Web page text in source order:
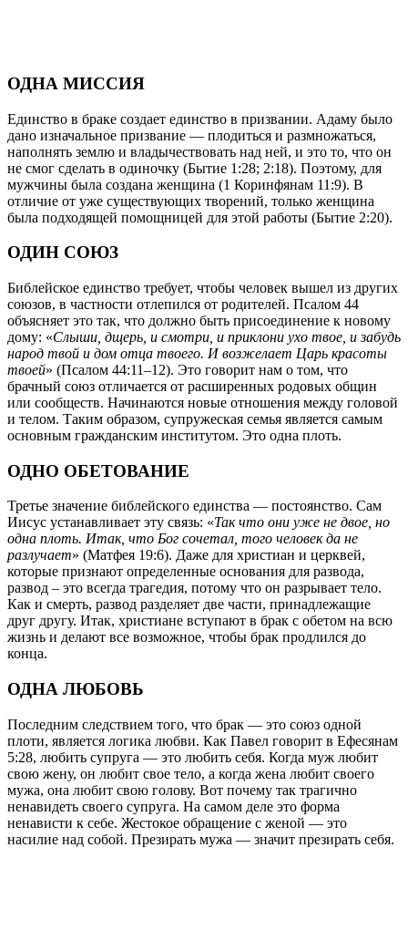
ОДНА МИССИЯ
Единство в браке создает единство в призвании. Адаму было
дано изначальное призвание — плодиться и размножаться,
наполнять землю и владычествовать над ней, и это то, что он
не смог сделать в одиночку (Бытие 1:28; 2:18). Поэтому, для
мужчины была создана женщина (1 Коринфянам 11:9). В
отличие от уже существующих творений, только женщина
была подходящей помощницей для этой работы (Бытие 2:20).
ОДИН СОЮЗ
Библейское единство требует, чтобы человек вышел из других
союзов, в частности отлепился от родителей. Псалом 44
объясняет это так, что должно быть присоединение к новому
дому: «Слыши, дщерь, и смотри, и приклони ухо твое, и забудь
народ твой и дом отца твоего. И возжелает Царь красоты
твоей» (Псалом 44:11–12). Это говорит нам о том, что
брачный союз отличается от расширенных родовых общин
или сообществ. Начинаются новые отношения между головой
и телом. Таким образом, супружеская семья является самым
основным гражданским институтом. Это одна плоть.
ОДНО ОБЕТОВАНИЕ
Третье значение библейского единства — постоянство. Сам
Иисус устанавливает эту связь: «Так что они уже не двое, но
одна плоть. Итак, что Бог сочетал, того человек да не
разлучает» (Матфея 19:6). Даже для христиан и церквей,
которые признают определенные основания для развода,
развод – это всегда трагедия, потому что он разрывает тело.
Как и смерть, развод разделяет две части, принадлежащие
друг другу. Итак, христиане вступают в брак с обетом на всю
жизнь и делают все возможное, чтобы брак продлился до
конца.
ОДНА ЛЮБОВЬ
Последним следствием того, что брак — это союз одной
плоти, является логика любви. Как Павел говорит в Ефесянам
5:28, любить супруга — это любить себя. Когда муж любит
свою жену, он любит свое тело, а когда жена любит своего
мужа, она любит свою голову. Вот почему так трагично
ненавидеть своего супруга. На самом деле это форма
ненависти к себе. Жестокое обращение с женой — это
насилие над собой. Презирать мужа — значит презирать себя.